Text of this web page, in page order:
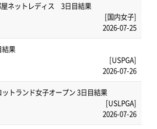
屋ネットレディス 3日目結果
[国内女子]
2026-07-25
結果
[USPGA]
2026-07-26
トランド女子オープン 3日目結果
[USLPGA]
2026-07-26